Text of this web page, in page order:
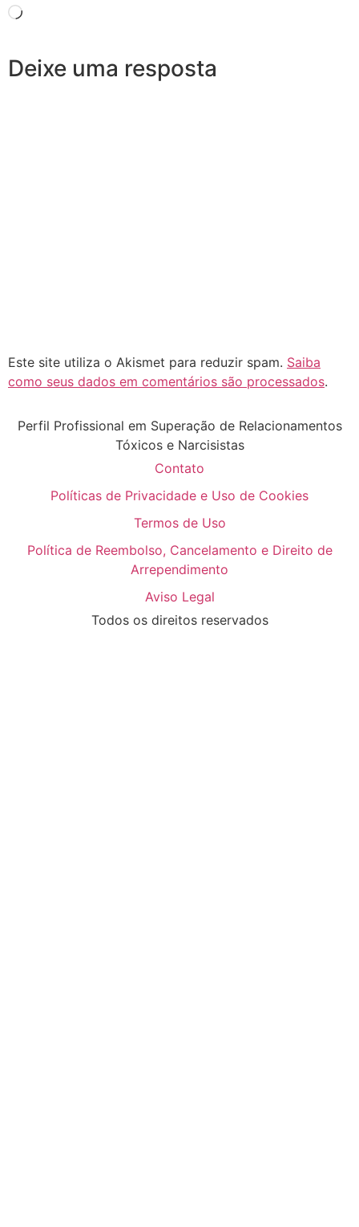
Deixe uma resposta
Este site utiliza o Akismet para reduzir spam. Saiba
como seus dados em comentários são processados.
Perfil Profissional em Superação de Relacionamentos
Tóxicos e Narcisistas
Contato
Políticas de Privacidade e Uso de Cookies
Termos de Uso
Política de Reembolso, Cancelamento e Direito de
Arrependimento
Aviso Legal
Todos os direitos reservados